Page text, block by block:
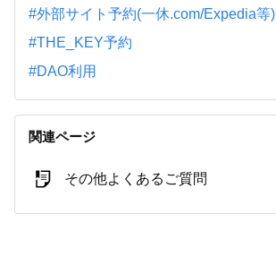
#外部サイト予約(一休.com/Expedia等)
#THE_KEY予約
#DAO利用
関連ページ
その他よくあるご質問